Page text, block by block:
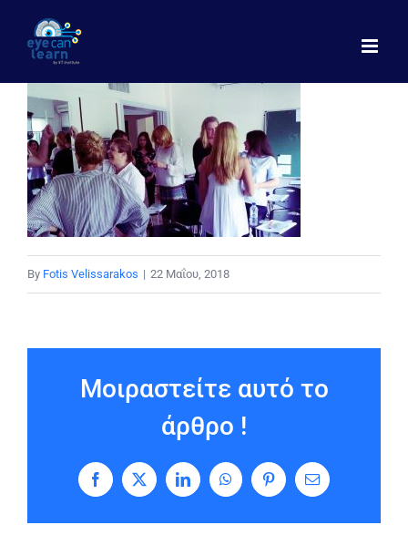
περιεχόμενο
By Fotis Velissarakos | 22 Μαΐου, 2018
Μοιραστείτε αυτό το
άρθρο !
Facebook
X LinkedInWhatsAppPinterestEmail